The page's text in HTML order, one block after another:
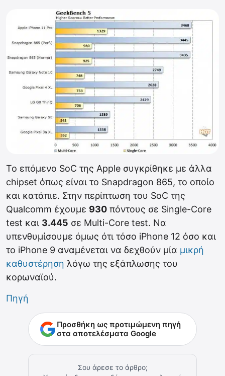
Το επόμενο SoC της Apple συγκρίθηκε με άλλα
chipset όπως είναι το Snapdragon 865, το οποίο
και κατάπιε. Στην περίπτωση του SoC της
Qualcomm έχουμε 930 πόντους σε Single-Core
test και 3.445 σε Multi-Core test. Να
υπενθυμίσουμε όμως ότι τόσο iPhone 12 όσο και
το iPhone 9 αναμένεται να δεχθούν μία μικρή
καθυστέρηση λόγω της εξάπλωσης του
κορωναϊού.
Πηγή
Προσθήκη ως προτιμώμενη πηγή
στα αποτελέσματα Google
Σου άρεσε το άρθρο;